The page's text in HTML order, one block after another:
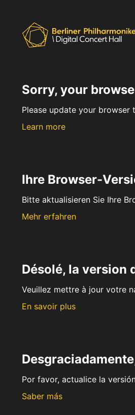
Sorry, your
Please update your
Learn more
Ihre Browser-
Bitte aktualisieren Sie Ihre
Mehr erfahren
Désolé, la version
Veuillez mettre à jour votre
En savoir plus
Por favor, actualice la
Saber más